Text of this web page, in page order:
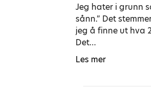
Jeg hater i grunn
sånn.” Det
jeg å finne ut hva
Det…
Les mer